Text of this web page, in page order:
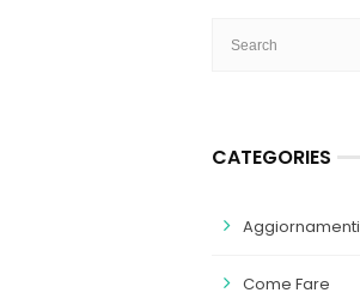
CATEGORIES
Aggiornamenti
Come Fare